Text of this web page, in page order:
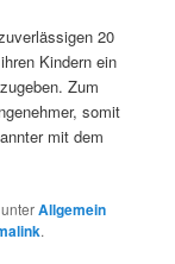
20
Kindern ein
Zum
somit
mit dem
unterAllgemein
.